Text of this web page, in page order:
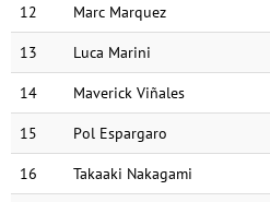
12 Marc Marquez
13 Luca Marini
14 Maverick Viñales
15 Pol Espargaro
16 Takaaki Nakagami